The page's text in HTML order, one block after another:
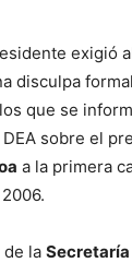
exigió
disculpa
que se
sobre el
a la primera
la Secretaría